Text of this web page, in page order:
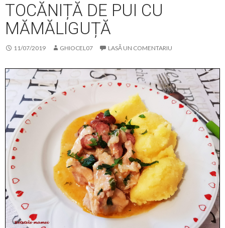
TOCĂNIȚĂ DE PUI CU
MĂMĂLIGUȚĂ
11/07/2019 GHIOCEL07 LASĂ UN COMENTARIU